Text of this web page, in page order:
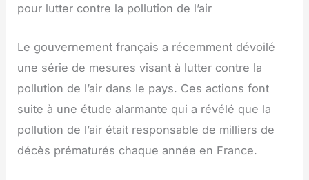
pour lutter contre la pollution de l’air
Le gouvernement français a récemment dévoilé
une série de mesures visant à lutter contre la
pollution de l’air dans le pays. Ces actions font
suite à une étude alarmante qui a révélé que la
pollution de l’air était responsable de milliers de
décès prématurés chaque année en France.